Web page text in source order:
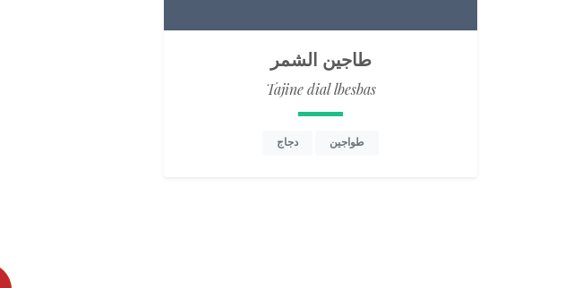
طاجين الشمر
Tajine dial lbesbas
طواجين دجاج